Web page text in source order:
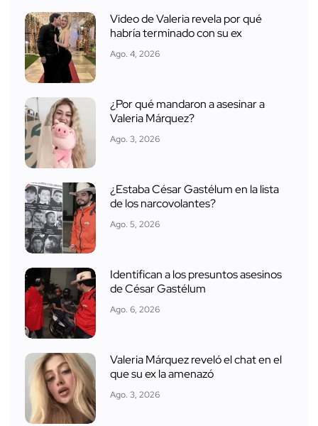
Video de Valeria revela por qué
habría terminado con su ex
Ago. 4, 2026
¿Por qué mandaron a asesinar a
Valeria Márquez?
Ago. 3, 2026
¿Estaba César Gastélum en la lista
de los narcovolantes?
Ago. 5, 2026
Identifican a los presuntos asesinos
de César Gastélum
Ago. 6, 2026
Valeria Márquez reveló el chat en el
que su ex la amenazó
Ago. 3, 2026